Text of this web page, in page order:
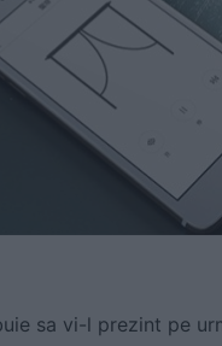
sa vi-l prezint pe